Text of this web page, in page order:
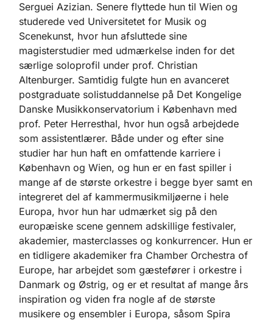
Serguei Azizian. Senere flyttede hun til Wien og
studerede ved Universitetet for Musik og
Scenekunst, hvor hun afsluttede sine
magisterstudier med udmærkelse inden for det
særlige soloprofil under prof. Christian
Altenburger. Samtidig fulgte hun en avanceret
postgraduate solistuddannelse på Det Kongelige
Danske Musikkonservatorium i København med
prof. Peter Herresthal, hvor hun også arbejdede
som assistentlærer. Både under og efter sine
studier har hun haft en omfattende karriere i
København og Wien, og hun er en fast spiller i
mange af de største orkestre i begge byer samt en
integreret del af kammermusikmiljøerne i hele
Europa, hvor hun har udmærket sig på den
europæiske scene gennem adskillige festivaler,
akademier, masterclasses og konkurrencer. Hun er
en tidligere akademiker fra Chamber Orchestra of
Europe, har arbejdet som gæstefører i orkestre i
Danmark og Østrig, og er et resultat af mange års
inspiration og viden fra nogle af de største
musikere og ensembler i Europa, såsom Spira